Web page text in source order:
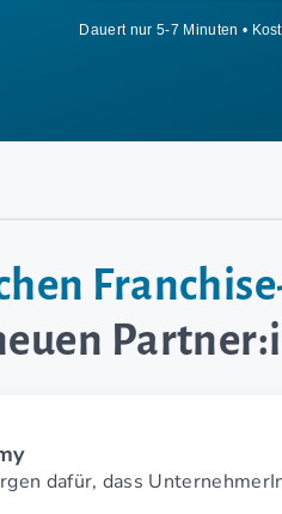
Dauert nur 5-7 Minuten •
dafür, dass